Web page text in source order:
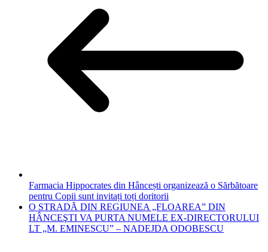
Farmacia Hippocrates din Hâncești organizează o Sărbătoare
pentru Copii sunt invitați toți doritorii
O STRADĂ DIN REGIUNEA „FLOAREA” DIN
HÂNCEŞTI VA PURTA NUMELE EX-DIRECTORULUI
LT „M. EMINESCU” – NADEJDA ODOBESCU